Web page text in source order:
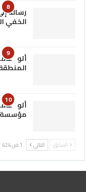
8
رسالة
الخفي
9 ألو
10ألو
مؤسسة
السابق التالي 1 من 424